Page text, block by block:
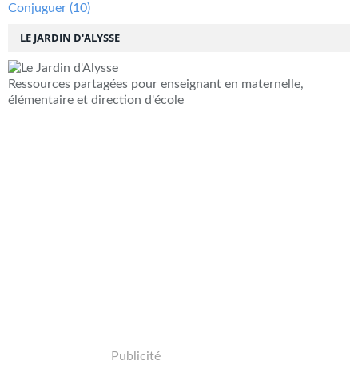
LE JARDIN D'ALYSSE
Ressources partagées pour enseignant en maternelle,
élémentaire et direction d'école
Publicité
Conjuguer (10)